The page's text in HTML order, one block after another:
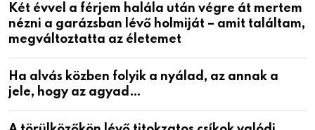
Két évvel a férjem halála után végre át mertem
nézni a garázsban lévő holmiját – amit találtam,
megváltoztatta az életemet
Ha alvás közben folyik a nyálad, az annak a
jele, hogy az agyad…